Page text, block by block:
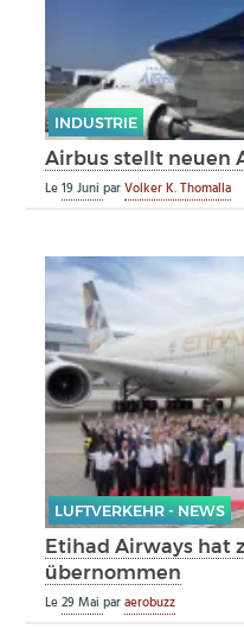
INDUSTRIE
Airbus stellt neuen
Le19 JuniparVolker K. Thomalla
LUFTVERKEHR - NEWS
Etihad Airways hat
übernommen
Le29 Maiparaerobuzz